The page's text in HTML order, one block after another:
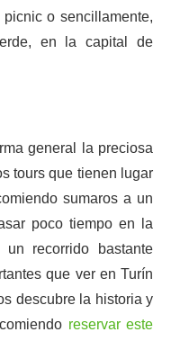
o sencillamente,
en la capital de
general la preciosa
tours que tienen lugar
sumaros a un
poco tiempo en la
recorrido bastante
que ver en Turín
descubre la historia y
reservar este